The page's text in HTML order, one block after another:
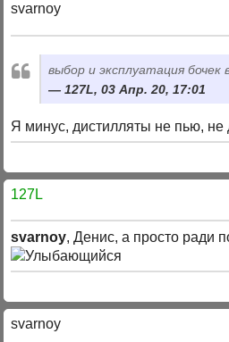
svarnoy
выбор и эксплуатация бочек
127L, 03 Апр. 20, 17:01
Я минус, дистилляты не пью,
127L
svarnoy, Денис, а просто ради
svarnoy